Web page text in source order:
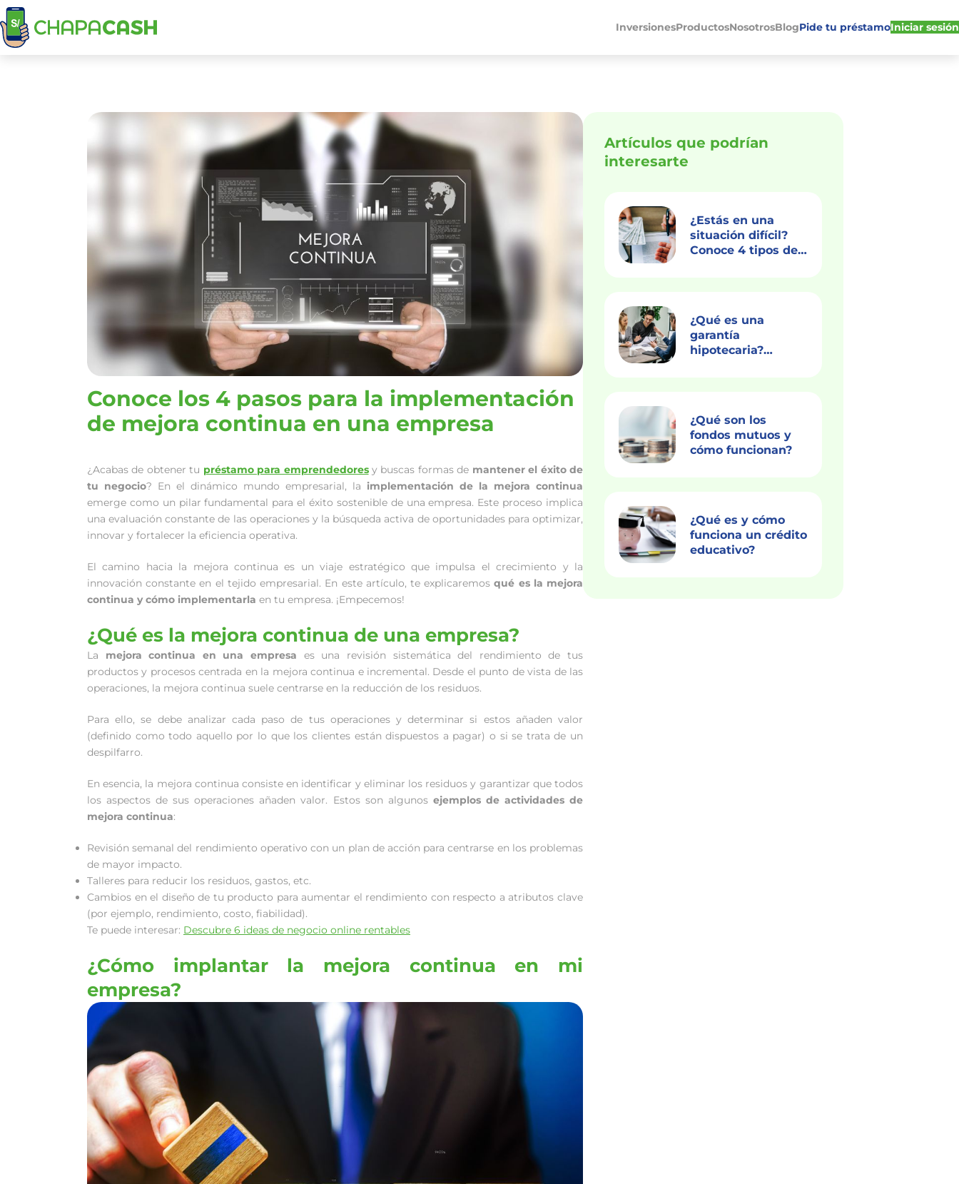
InversionesProductosNosotrosBlogPide tu préstamoIniciar sesión
Conoce los 4 pasos para la implementación
de mejora continua en una empresa
¿Acabas de obtener tu préstamo para emprendedoresy buscas formas de mantener el éxito de
tu negocio? En el dinámico mundo empresarial, la implementación de la mejora continua
emerge como un pilar fundamental para el éxito sostenible de una empresa. Este proceso implica
una evaluación constante de las operaciones y la búsqueda activa de oportunidades para optimizar,
innovar y fortalecer la eficiencia operativa.
El camino hacia la mejora continua es un viaje estratégico que impulsa el crecimiento y la
innovación constante en el tejido empresarial. En este artículo, te explicaremosqué es la mejora
continua y cómo implementarla en tu empresa. ¡Empecemos!
¿Qué es la mejora continua de una empresa?
La mejora continua en una empresa es una revisión sistemática del rendimiento de tus
productos y procesos centrada en la mejora continua e incremental. Desde el punto de vista de las
operaciones, la mejora continua suele centrarse en la reducción de los residuos.
Para ello, se debe analizar cada paso de tus operaciones y determinar si estos añaden valor
(definido como todo aquello por lo que los clientes están dispuestos a pagar) o si se trata de un
despilfarro.
En esencia, la mejora continua consiste en identificar y eliminar los residuos y garantizar que todos
los aspectos de sus operaciones añaden valor. Estos son algunos ejemplos de actividades de
mejora continua:
Revisión semanal del rendimiento operativo con un plan de acción para centrarse en los problemas
de mayor impacto.
Talleres para reducir los residuos, gastos, etc.
Cambios en el diseño de tu producto para aumentar el rendimiento con respecto a atributos clave
(por ejemplo, rendimiento, costo, fiabilidad).
Te puede interesar: Descubre 6 ideas de negocio online rentables
¿Cómo implantar la mejora continua en mi
empresa?
Artículos que podrían
interesarte
¿Estás en una
situación difícil?
Conoce 4 tipos de
¿Qué es una
garantía
hipotecaria?
¿Qué son los
fondos mutuos y
cómo funcionan?
¿Qué es y cómo
funciona un crédito
educativo?